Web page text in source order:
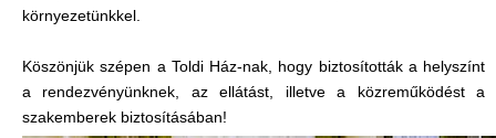
környezetünkkel.
Köszönjük szépen a Toldi Ház-nak, hogy biztosították a helyszínt
a rendezvényünknek, az ellátást, illetve a közreműködést a
szakemberek biztosításában!